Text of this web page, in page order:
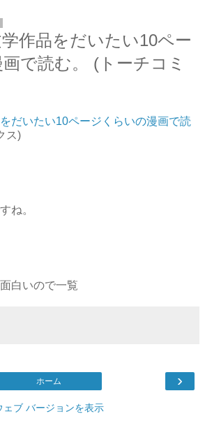
作品をだいたい10ペー
で読む。 (トーチコミ
だいたい10ページくらいの漫画で読
ス)
ね。
いので一覧
›
ホーム
ェブ バージョンを表示